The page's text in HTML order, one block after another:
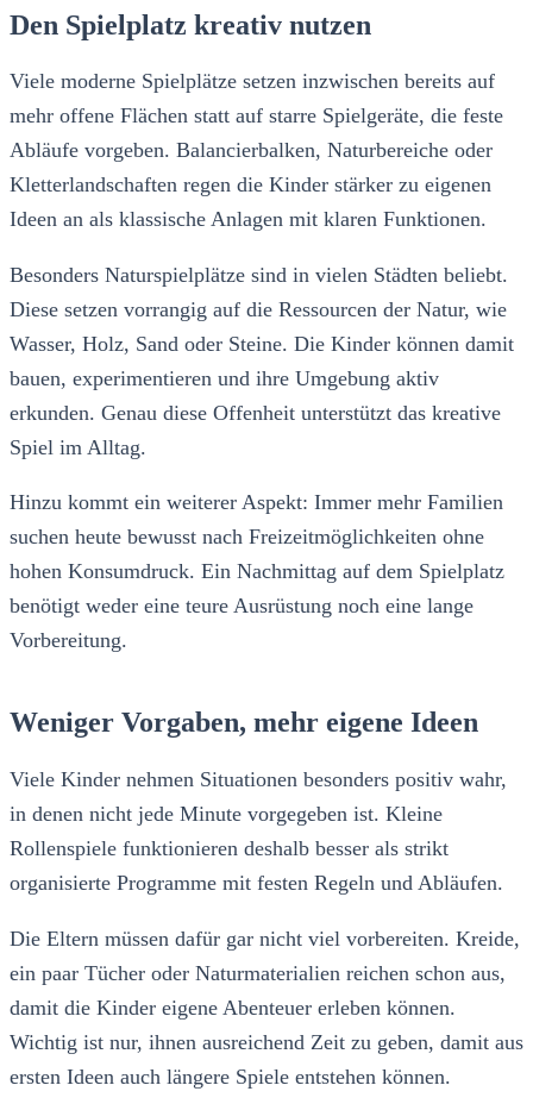
Den Spielplatz kreativ nutzen
Viele moderne Spielplätze setzen inzwischen bereits auf
mehr offene Flächen statt auf starre Spielgeräte, die feste
Abläufe vorgeben. Balancierbalken, Naturbereiche oder
Kletterlandschaften regen die Kinder stärker zu eigenen
Ideen an als klassische Anlagen mit klaren Funktionen.
Besonders Naturspielplätze sind in vielen Städten beliebt.
Diese setzen vorrangig auf die Ressourcen der Natur, wie
Wasser, Holz, Sand oder Steine. Die Kinder können damit
bauen, experimentieren und ihre Umgebung aktiv
erkunden. Genau diese Offenheit unterstützt das kreative
Spiel im Alltag.
Hinzu kommt ein weiterer Aspekt: Immer mehr Familien
suchen heute bewusst nach Freizeitmöglichkeiten ohne
hohen Konsumdruck. Ein Nachmittag auf dem Spielplatz
benötigt weder eine teure Ausrüstung noch eine lange
Vorbereitung.
Weniger Vorgaben, mehr eigene Ideen
Viele Kinder nehmen Situationen besonders positiv wahr,
in denen nicht jede Minute vorgegeben ist. Kleine
Rollenspiele funktionieren deshalb besser als strikt
organisierte Programme mit festen Regeln und Abläufen.
Die Eltern müssen dafür gar nicht viel vorbereiten. Kreide,
ein paar Tücher oder Naturmaterialien reichen schon aus,
damit die Kinder eigene Abenteuer erleben können.
Wichtig ist nur, ihnen ausreichend Zeit zu geben, damit aus
ersten Ideen auch längere Spiele entstehen können.